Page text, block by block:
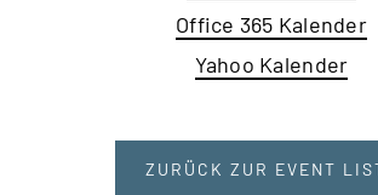
Office 365 Kalender
Yahoo Kalender
ZURÜCK ZUR EVENT